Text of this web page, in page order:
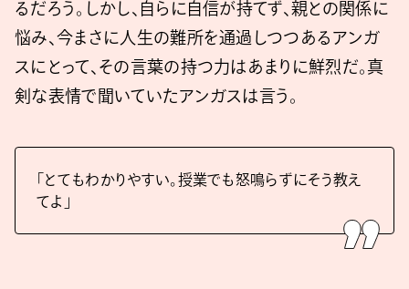
るだろう。しかし、自らに自信が持てず、親との関係に
悩み、今まさに人生の難所を通過しつつあるアンガ
スにとって、その言葉の持つ力はあまりに鮮烈だ。真
剣な表情で聞いていたアンガスは言う。
「とてもわかりやすい。授業でも怒鳴らずにそう教え
てよ」